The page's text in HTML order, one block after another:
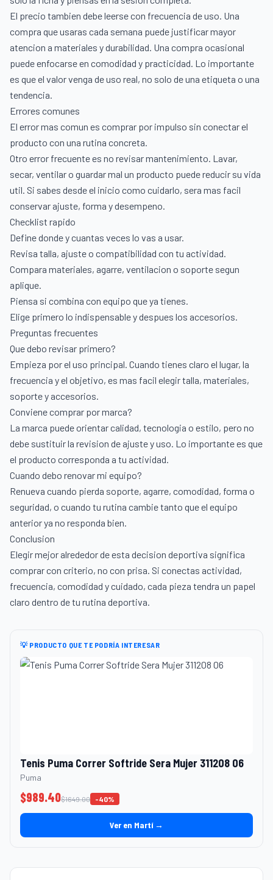
El precio tambien debe leerse con frecuencia de uso. Una
compra que usaras cada semana puede justificar mayor
atencion a materiales y durabilidad. Una compra ocasional
puede enfocarse en comodidad y practicidad. Lo importante
es que el valor venga de uso real, no solo de una etiqueta o una
tendencia.
Errores comunes
El error mas comun es comprar por impulso sin conectar el
producto con una rutina concreta.
Otro error frecuente es no revisar mantenimiento. Lavar,
secar, ventilar o guardar mal un producto puede reducir su vida
util. Si sabes desde el inicio como cuidarlo, sera mas facil
conservar ajuste, forma y desempeno.
Checklist rapido
Define donde y cuantas veces lo vas a usar.
Revisa talla, ajuste o compatibilidad con tu actividad.
Compara materiales, agarre, ventilacion o soporte segun
aplique.
Piensa si combina con equipo que ya tienes.
Elige primero lo indispensable y despues los accesorios.
Preguntas frecuentes
Que debo revisar primero?
Empieza por el uso principal. Cuando tienes claro el lugar, la
frecuencia y el objetivo, es mas facil elegir talla, materiales,
soporte y accesorios.
Conviene comprar por marca?
La marca puede orientar calidad, tecnologia o estilo, pero no
debe sustituir la revision de ajuste y uso. Lo importante es que
el producto corresponda a tu actividad.
Cuando debo renovar mi equipo?
Renueva cuando pierda soporte, agarre, comodidad, forma o
seguridad, o cuando tu rutina cambie tanto que el equipo
anterior ya no responda bien.
Conclusion
Elegir mejor alrededor de esta decision deportiva significa
comprar con criterio, no con prisa. Si conectas actividad,
frecuencia, comodidad y cuidado, cada pieza tendra un papel
claro dentro de tu rutina deportiva.
💡 PRODUCTO QUE TE PODRÍA INTERESAR
Tenis Puma Correr Softride Sera Mujer 311208 06
Puma
$989.40$1649.00 -40%
Ver en Martí →